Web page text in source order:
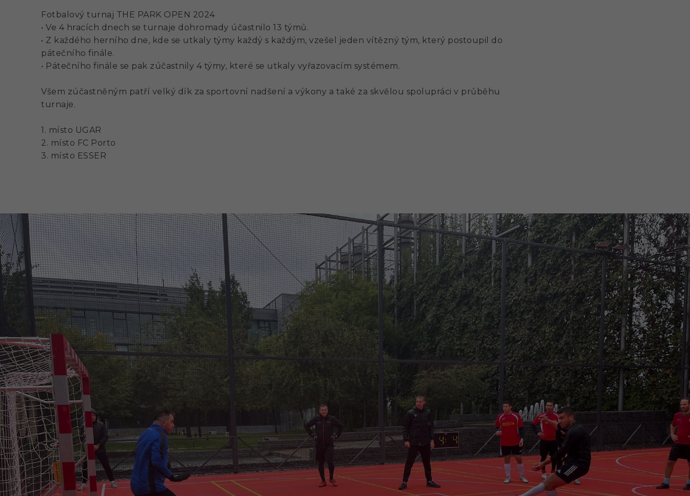
Fotbalový turnaj THE PARK OPEN 2024
• Ve 4 hracích dnech se turnaje dohromady účastnilo 13 týmů.
• Z každého herního dne, kde se utkaly týmy každý s každým, vzešel jeden vítězný tým, který postoupil do
pátečního finále.
• Pátečního finále se pak zúčastnily 4 týmy, které se utkaly vyřazovacím systémem.
Všem zúčastněným patří velký dík za sportovní nadšení a výkony a také za skvělou spolupráci v průběhu
turnaje.
1. místo UGAR
2. místo FC Porto
3. místo ESSER